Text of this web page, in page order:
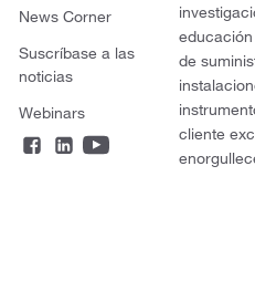
News Corner
Suscríbase a las
noticias
Webinars
de
cliente